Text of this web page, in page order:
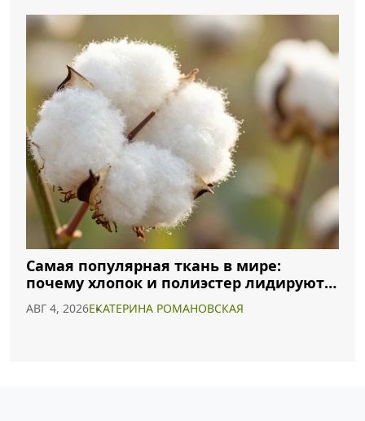
Самая популярная ткань в мире:
почему хлопок и полиэстер лидируют в
2026 году
АВГ 4, 2026ЕКАТЕРИНА РОМАНОВСКАЯ